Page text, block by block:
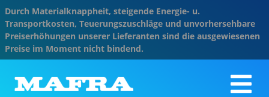
Durch Materialknappheit, steigende Energie- u.
Transportkosten, Teuerungszuschläge und unvorhersehbare
Preiserhöhungen unserer Lieferanten sind die ausgewiesenen
Preise im Moment nicht bindend.